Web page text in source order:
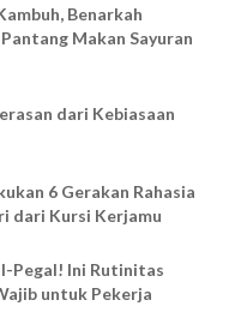
Benarkah
Makan Sayuran
dari Kebiasaan
6 Gerakan Rahasia
dari Kursi Kerjamu
Pegal! Ini Rutinitas
untuk Pekerja